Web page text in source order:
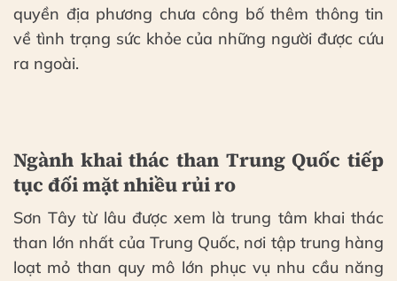
quyền địa phương chưa công bố thêm thông tin
về tình trạng sức khỏe của những người được cứu
ra ngoài.
Ngành khai thác than Trung Quốc tiếp
tục đối mặt nhiều rủi ro
Sơn Tây từ lâu được xem là trung tâm khai thác
than lớn nhất của Trung Quốc, nơi tập trung hàng
loạt mỏ than quy mô lớn phục vụ nhu cầu năng